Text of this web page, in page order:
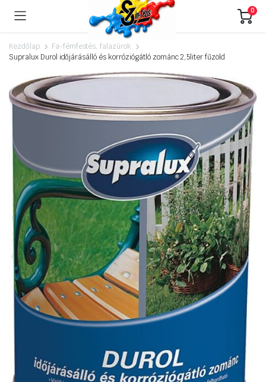
0
Kezdőlap
Fa-fémfestés, falazúrok
Supralux Durol időjárásálló és korróziógátló zománc 2,5liter fűzöld